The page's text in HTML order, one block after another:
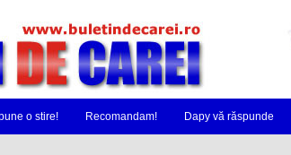
o stire! Recomandam! Dapy vă răspunde